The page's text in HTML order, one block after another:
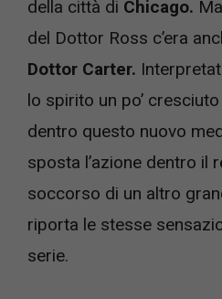
della città di Chicago.
del Dottor Ross c’era
Dottor Carter.
lo spirito un po’
dentro questo nuovo
sposta l’azione dentro il
soccorso di un altro
riporta le stesse
serie.